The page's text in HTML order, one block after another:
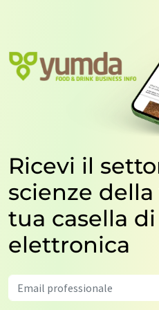
Ricevi il
scienze
tua casella
elettronica